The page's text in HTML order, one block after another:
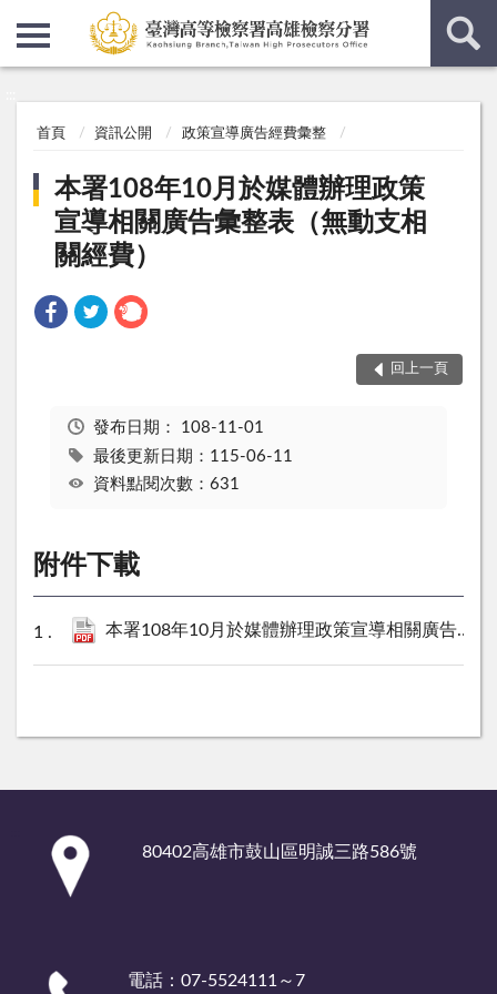
首頁 資訊公開 政策宣導廣告經費彙整
本署108年10月於媒體辦理政策
宣導相關廣告彙整表（無動支相
關經費）
回上一頁
發布日期： 108-11-01
最後更新日期：115-06-11
資料點閱次數：631
附件下載
本署108年10月於媒體辦理政策宣導相關廣告彙整表（無動支相關經費）.pdf
80402高雄市鼓山區明誠三路586號
電話：07-5524111～7